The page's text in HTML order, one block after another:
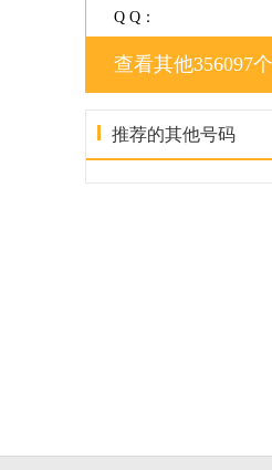
Q Q：
查看其他356097
推荐的其他号码